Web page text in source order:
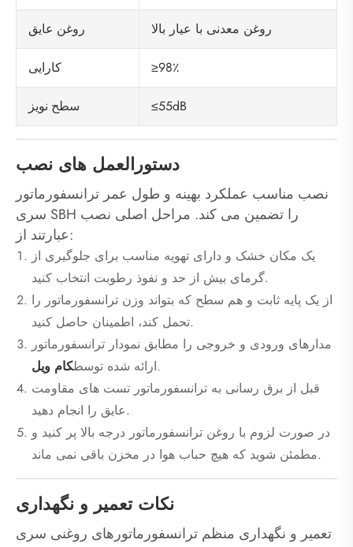
روغن عایق روغن معدنی با عیار بالا
کارایی ≥98٪
سطح نویز ≤55dB
دستورالعمل های نصب
نصب مناسب عملکرد بهینه و طول عمر ترانسفورماتور
سری SBH را تضمین می کند. مراحل اصلی نصب
عبارتند از:
یک مکان خشک و دارای تهویه مناسب برای جلوگیری از
گرمای بیش از حد و نفوذ رطوبت انتخاب کنید.
از یک پایه ثابت و هم سطح که بتواند وزن ترانسفورماتور را
تحمل کند، اطمینان حاصل کنید.
مدارهای ورودی و خروجی را مطابق نمودار ترانسفورماتور
ارائه شده توسطکام ویل
.
قبل از برق رسانی به ترانسفورماتور تست های مقاومت
عایق را انجام دهید.
در صورت لزوم با روغن ترانسفورماتور درجه بالا پر کنید و
مطمئن شوید که هیچ حباب هوا در مخزن باقی نمی ماند.
نکات تعمیر و نگهداری
تعمیر و نگهداری منظم ترانسفورماتورهای روغنی سری